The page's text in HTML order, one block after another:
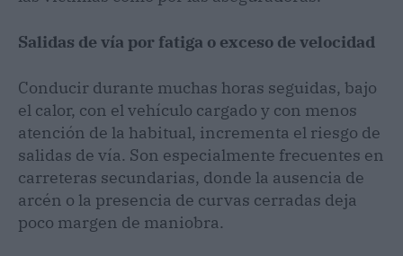
Salidas de vía por fatiga o exceso de velocidad
Conducir durante muchas horas seguidas, bajo
el calor, con el vehículo cargado y con menos
atención de la habitual, incrementa el riesgo de
salidas de vía. Son especialmente frecuentes en
carreteras secundarias, donde la ausencia de
arcén o la presencia de curvas cerradas deja
poco margen de maniobra.